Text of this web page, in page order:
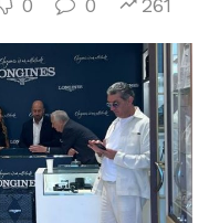
0 0 261